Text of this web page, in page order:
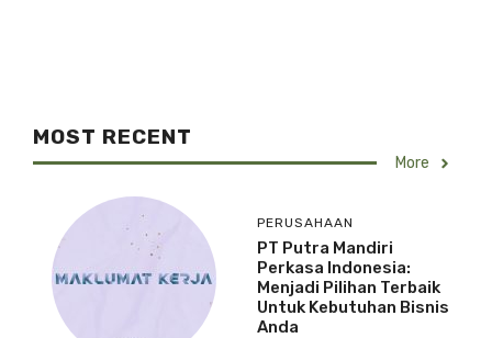
MOST RECENT
More
PERUSAHAAN
PT Putra Mandiri
Perkasa Indonesia:
Menjadi Pilihan Terbaik
Untuk Kebutuhan Bisnis
Anda